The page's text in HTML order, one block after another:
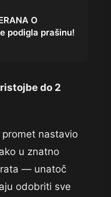
O
podigla prašinu!
do 2
nastavio
u znatno
rata — unatoč
odobriti sve